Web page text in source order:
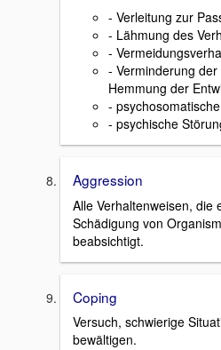
- Verleitung zur
- Lähmung des
-
- Verminderung
Hemmung der
-
- psychische
Aggression
Alle Verhaltenweisen, die
Schädigung von
beabsichtigt.
Coping
Versuch, schwierige
bewältigen.